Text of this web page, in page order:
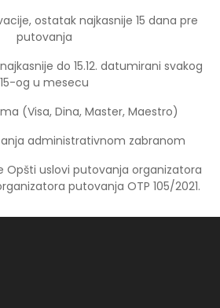
ostatak najkasnije 15 dana pre
putovanja
do 15.12. datumirani svakog
15-og u mesecu
(Visa, Dina, Master, Maestro)
administrativnom zabranom
Opšti uslovi putovanja organizatora
putovanja OTP 105/2021.